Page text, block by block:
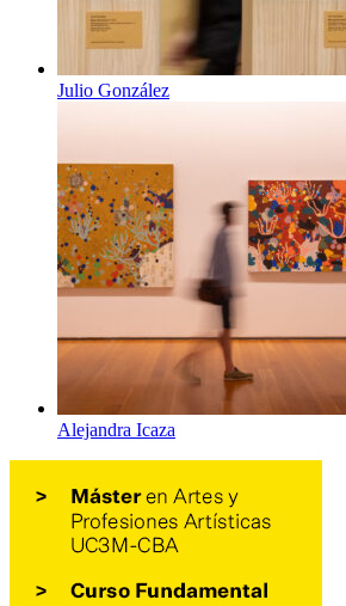
Julio González
Alejandra Icaza